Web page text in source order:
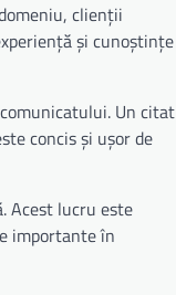
clienții
și cunoștințe
Un citat
concis și ușor de
Acest lucru este
importante în